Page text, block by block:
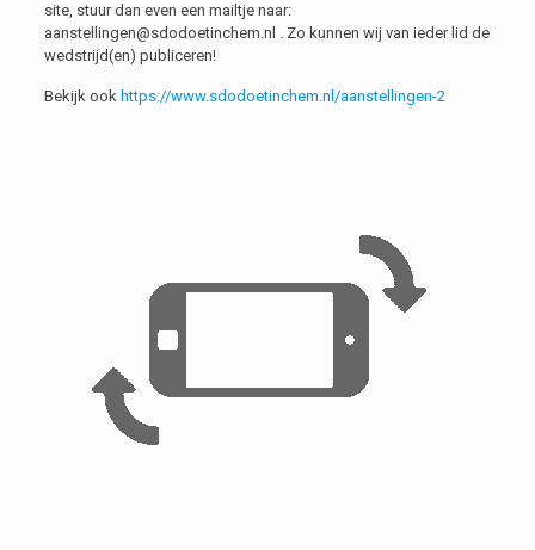
site, stuur dan even een mailtje naar:
aanstellingen@sdodoetinchem.nl . Zo kunnen wij van ieder lid de
wedstrijd(en) publiceren!
Bekijk ook https://www.sdodoetinchem.nl/aanstellingen-2